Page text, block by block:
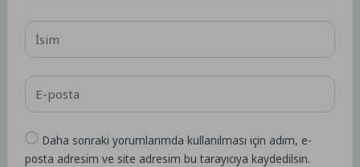
Daha sonraki yorumlarımda kullanılması için adım, e-
posta adresim ve site adresim bu tarayıcıya kaydedilsin.